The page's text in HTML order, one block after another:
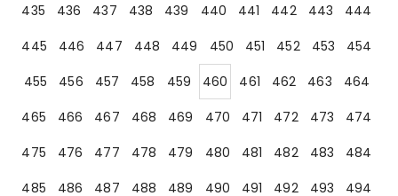
435
436 437 438 439 440 441 442 443
444
445
446 447 448 449 450 451 452 453
454
455
456 457 458 459 460 461 462 463
464
465
466 467 468 469 470 471 472 473
474
475
476 477 478 479 480 481 482 483
484
485
486 487 488 489 490 491 492 493
494